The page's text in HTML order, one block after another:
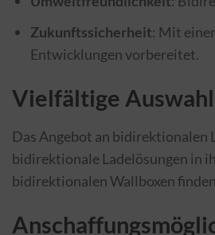
Zukunftssicherheit: Mit
Entwicklungen vorbereitet.
Vielfältige
Das Angebot an
bidirektionale Ladelösungen in
bidirektionalen Wallboxen